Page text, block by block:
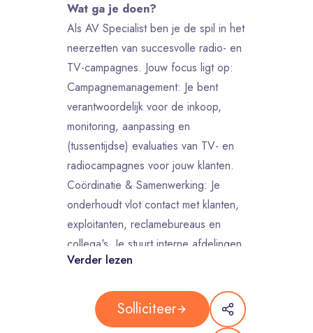
Wat ga je doen?
Als AV Specialist ben je de spil in het
neerzetten van succesvolle radio- en
TV-campagnes. Jouw focus ligt op:
Campagnemanagement: Je bent
verantwoordelijk voor de inkoop,
monitoring, aanpassing en
(tussentijdse) evaluaties van TV- en
radiocampagnes voor jouw klanten.
Coördinatie & Samenwerking: Je
onderhoudt vlot contact met klanten,
exploitanten, reclamebureaus en
collega's. Je stuurt interne afdelingen
aan en ondersteunt de Sr. AV
Innovatie & Kennisdeling: Je volgt
ontwikkelingen in media, tech en AI
Verder lezen
Solliciteer